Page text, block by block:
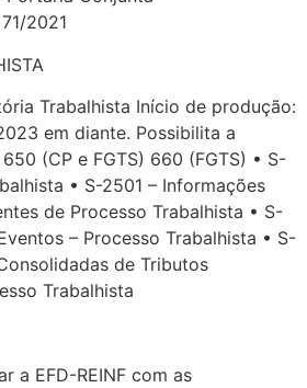
2021
Trabalhista Início de produção:
em diante. Possibilita a
(CP e FGTS) 660 (FGTS) • S-
• S-2501 – Informações
de Processo Trabalhista • S-
– Processo Trabalhista • S-
de Tributos
Trabalhista
a EFD-REINF com as